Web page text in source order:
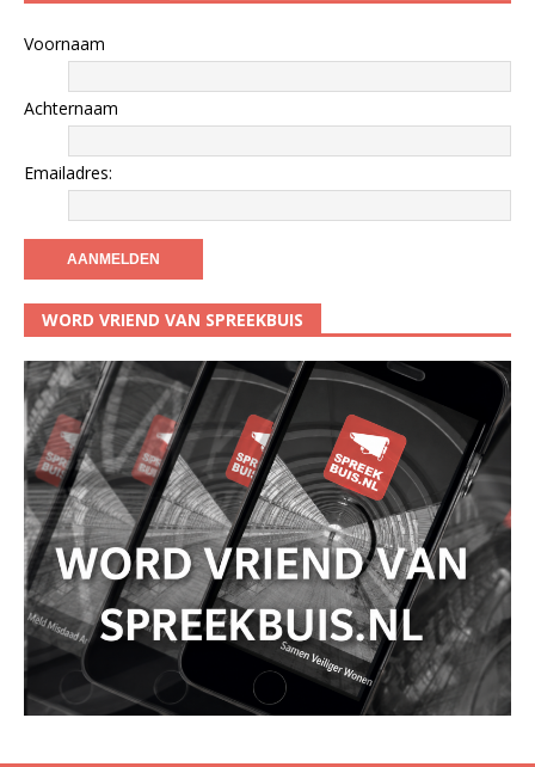
Voornaam
Achternaam
Emailadres:
WORD VRIEND VAN SPREEKBUIS